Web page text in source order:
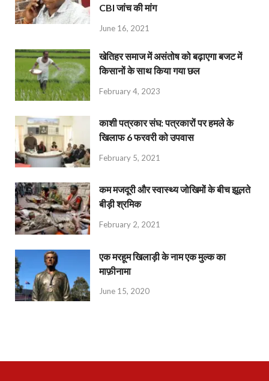
CBI जांच की मांग
June 16, 2021
खेतिहर समाज में असंतोष को बढ़ाएगा बजट में
किसानों के साथ किया गया छल
February 4, 2023
काशी पत्रकार संघ: पत्रकारों पर हमले के
खिलाफ 6 फरवरी को उपवास
February 5, 2021
कम मजदूरी और स्वास्थ्य जोखिमों के बीच झूलते
बीड़ी श्रमिक
February 2, 2021
एक मरहूम खिलाड़ी के नाम एक मुल्क का
माफ़ीनामा
June 15, 2020